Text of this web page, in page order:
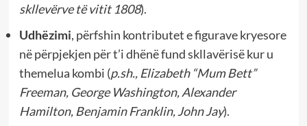
skllevërve të vitit 1808).
Udhëzimi, përfshin kontributet e figurave kryesore
në përpjekjen për t’i dhënë fund skllavërisë kur u
themelua kombi (p.sh., Elizabeth “Mum Bett”
Freeman, George Washington, Alexander
Hamilton, Benjamin Franklin, John Jay).